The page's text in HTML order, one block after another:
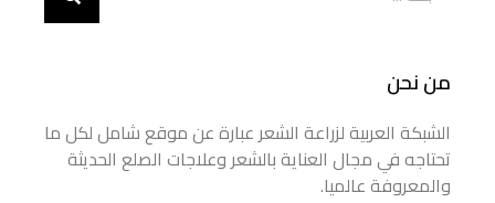
من نحن
الشبكة العربية لزراعة الشعر عبارة عن موقع شامل لكل ما
تحتاجه في مجال العناية بالشعر وعلاجات الصلع الحديثة
والمعروفة عالميا.